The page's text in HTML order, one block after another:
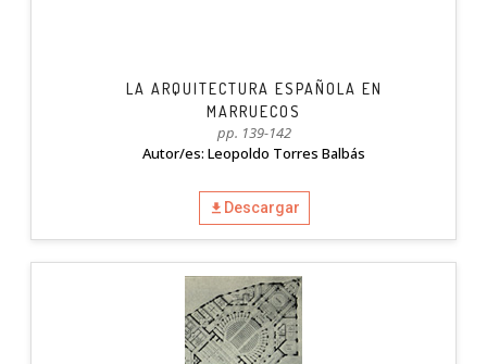
LA ARQUITECTURA ESPAÑOLA EN
MARRUECOS
pp. 139-142
Autor/es: Leopoldo Torres Balbás
Descargar